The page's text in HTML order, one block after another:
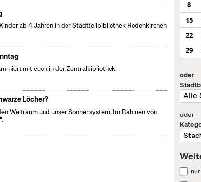
ab 4 Jahren in der Stadtteilbibliothek Rodenkirchen
mit euch in der Zentralbibliothek.
Löcher?
Weltraum und unser Sonnensystem. Im Rahmen von
8
15
22
29
oder
oder